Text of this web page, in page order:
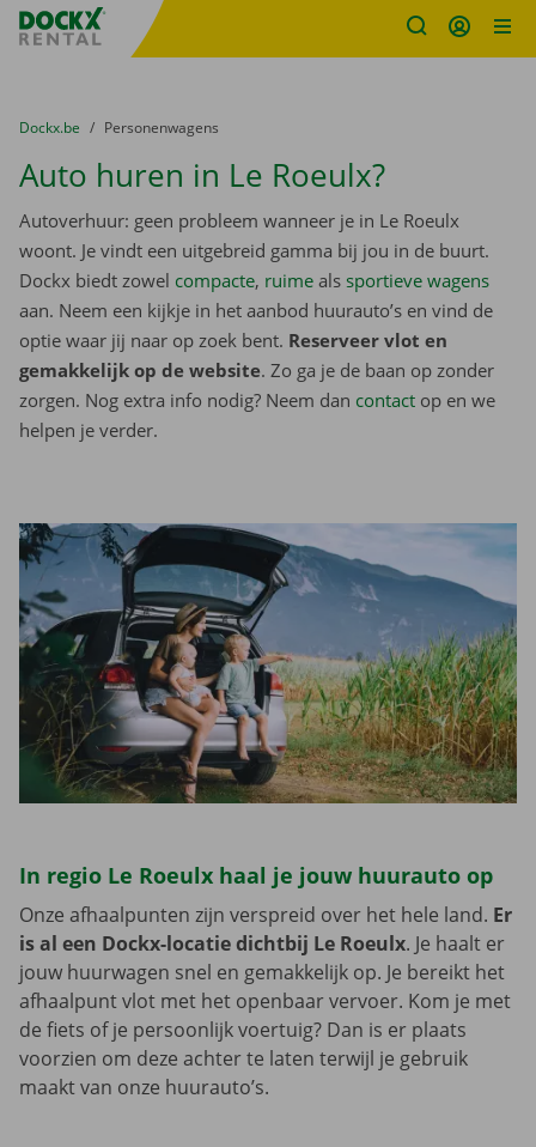
Fratello DEMO
U bevindt zich hier:
van
Dockx.be naar
Personenwagens
Auto huren in Le Roeulx?
Autoverhuur: geen probleem wanneer je in Le Roeulx
woont. Je vindt een uitgebreid gamma bij jou in de buurt.
Dockx biedt zowel compacte, ruime als sportieve wagens
aan. Neem een kijkje in het aanbod huurauto’s en vind de
optie waar jij naar op zoek bent. Reserveer vlot en
gemakkelijk op de website. Zo ga je de baan op zonder
zorgen. Nog extra info nodig? Neem dan contact op en we
helpen je verder.
In regio Le Roeulx haal je jouw huurauto op
Onze afhaalpunten zijn verspreid over het hele land. Er
is al een Dockx-locatie dichtbij Le Roeulx. Je haalt er
jouw huurwagen snel en gemakkelijk op. Je bereikt het
afhaalpunt vlot met het openbaar vervoer. Kom je met
de fiets of je persoonlijk voertuig? Dan is er plaats
voorzien om deze achter te laten terwijl je gebruik
maakt van onze huurauto’s.